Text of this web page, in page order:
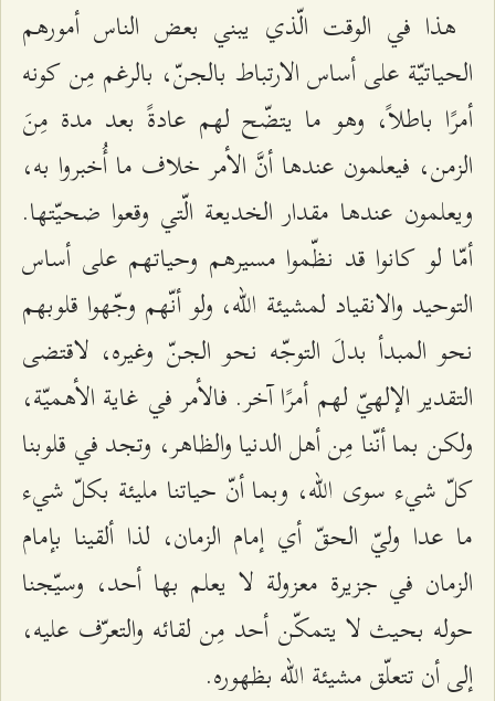
هذا في الوقت الّذي يبني بعض الناس أمورهم
الحياتيّة على أساس الارتباط بالجنّ، بالرغم مِن كونه
أمرًا باطلاً، وهو ما يتضّح لهم عادةً بعد مدة مِنَ
الزمن، فيعلمون عندها أنَّ الأمر خلاف ما أُخبروا به،
ويعلمون عندها مقدار الخديعة الّتي وقعوا ضحيّتها.
أمّا لو كانوا قد نظّموا مسيرهم وحياتهم على أساس
التوحيد والانقياد لمشيئة الله، ولو أنّهم وجّهوا قلوبهم
نحو المبدأ بدلَ التوجّه نحو الجنّ وغيره، لاقتضى
التقدير الإلهيّ لهم أمرًا آخر. فالأمر في غاية الأهميّة،
ولكن بما أنّنا مِن أهل الدنيا والظاهر، وتجد في قلوبنا
كلّ شيء سوى الله، وبما أنّ حياتنا مليئة بكلّ شيء
ما عدا وليّ الحقّ أي إمام الزمان، لذا ألقينا بإمام
الزمان في جزيرة معزولة لا يعلم بها أحد، وسيّجنا
حوله بحيث لا يتمكّن أحد مِن لقائه والتعرّف عليه،
إلى أن تتعلّق مشيئة الله بظهوره.